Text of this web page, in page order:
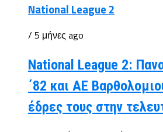
National League 2
/ 5 μήνες ago
National League 2:
΄82 και ΑΕ
έδρες τους στην